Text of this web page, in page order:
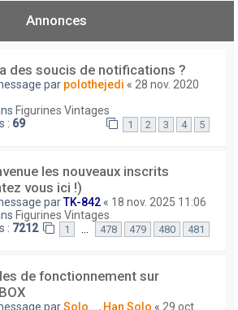
Annonces
des soucis de notifications ?
par polothejedi « 28 nov. 2020
Figurines Vintages
: 69 1 2 3 4 5
les nouveaux inscrits
vous ici !)
parTK-842 « 18 nov. 2025 11:06
Figurines Vintages
: 7212 1 … 478 479 480 481
de fonctionnement sur
parSolo..., Han Solo « 29 oct.